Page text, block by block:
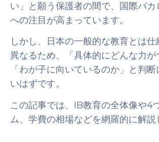
い」と願う保護者の間で、国際バカ
への注目が高まっています。
しかし、日本の一般的な教育とは仕
異なるため、「具体的にどんな力が
「わが子に向いているのか」と判
いはずです。
この記事では、IB教育の全体像や4
ム、学費の相場などを網羅的に解説